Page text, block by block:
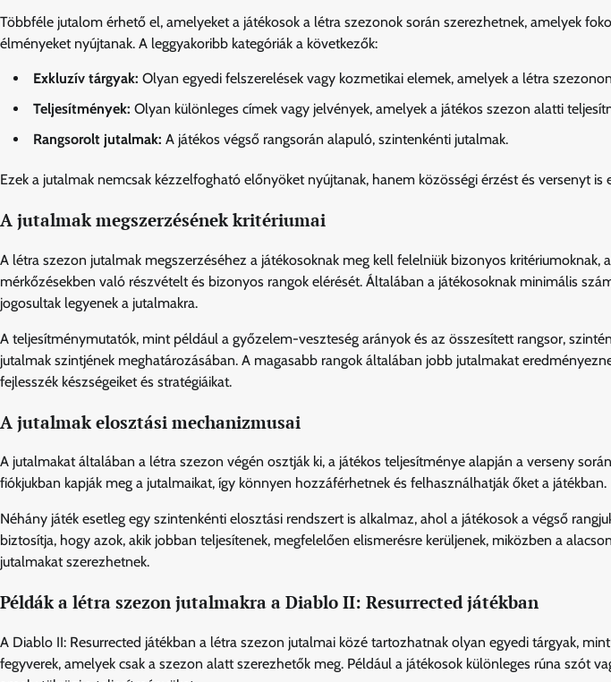
Többféle jutalom érhető el, amelyeket a játékosok a létra szezonok során szerezhetnek, amelyek
élményeket nyújtanak. A leggyakoribb kategóriák a következők:
Exkluzív tárgyak: Olyan egyedi felszerelések vagy kozmetikai elemek, amelyek a létra
Teljesítmények: Olyan különleges címek vagy jelvények, amelyek a játékos szezon alatti
Rangsorolt jutalmak: A játékos végső rangsorán alapuló, szintenkénti jutalmak.
Ezek a jutalmak nemcsak kézzelfogható előnyöket nyújtanak, hanem közösségi érzést és versenyt is
A jutalmak megszerzésének kritériumai
A létra szezon jutalmak megszerzéséhez a játékosoknak meg kell felelniük bizonyos kritériumoknak,
mérkőzésekben való részvételt és bizonyos rangok elérését. Általában a játékosoknak minimális
jogosultak legyenek a jutalmakra.
A teljesítménymutatók, mint például a győzelem-veszteség arányok és az összesített rangsor,
jutalmak szintjének meghatározásában. A magasabb rangok általában jobb jutalmakat
fejlesszék készségeiket és stratégiáikat.
A jutalmak elosztási mechanizmusai
A jutalmakat általában a létra szezon végén osztják ki, a játékos teljesítménye alapján a verseny
fiókjukban kapják meg a jutalmaikat, így könnyen hozzáférhetnek és felhasználhatják őket a játékban.
Néhány játék esetleg egy szintenkénti elosztási rendszert is alkalmaz, ahol a játékosok a végső
biztosítja, hogy azok, akik jobban teljesítenek, megfelelően elismerésre kerüljenek, miközben a
jutalmakat szerezhetnek.
Példák a létra szezon jutalmakra a Diablo II: Resurrected játékban
A Diablo II: Resurrected játékban a létra szezon jutalmai közé tartozhatnak olyan egyedi tárgyak,
fegyverek, amelyek csak a szezon alatt szerezhetők meg. Például a játékosok különleges rúna szót